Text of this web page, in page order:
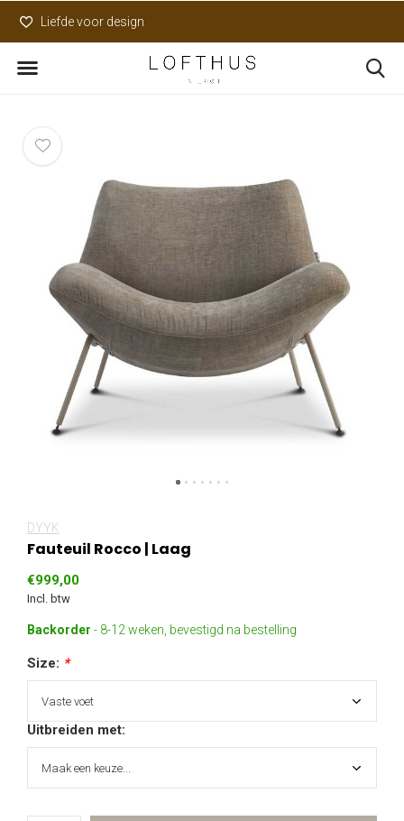
Liefde voor design
DYYK
Fauteuil Rocco | Laag
€999,00
Incl. btw
Backorder - 8-12 weken, bevestigd na bestelling
Size: *
Uitbreiden met: